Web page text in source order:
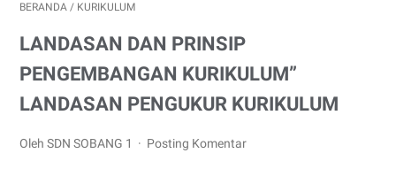
BERANDA / KURIKULUM
LANDASAN DAN PRINSIP
PENGEMBANGAN KURIKULUM”
LANDASAN PENGUKUR KURIKULUM
Oleh SDN SOBANG 1 Posting Komentar